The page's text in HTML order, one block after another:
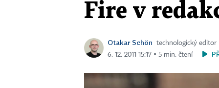
Fire v
Otakar Schön
technologický editor
6. 12. 2011 15:17 ▪ 5 min. čtení